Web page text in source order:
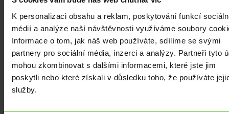
K personalizaci obsahu a reklam, poskytování funkcí
médií a analýze naší návštěvnosti využíváme soubory
Informace o tom, jak náš web používáte, sdílíme se svými
partnery pro sociální média, inzerci a analýzy. Partneři tyto
mohou zkombinovat s dalšími informacemi, které jste jim
poskytli nebo které získali v důsledku toho, že používáte
služby.
finanční
trhy
naopak.
Byla
zaznamenána
nejnovější
52-